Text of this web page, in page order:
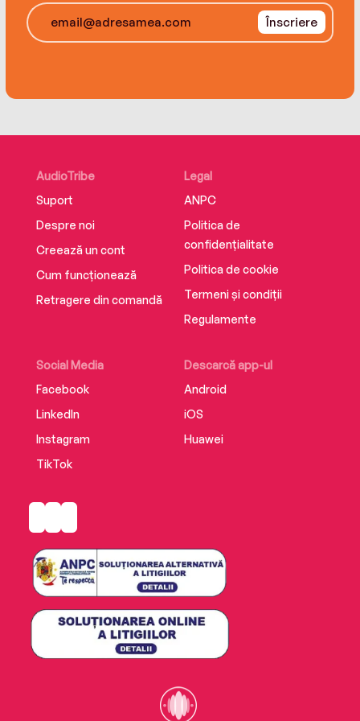
Înscriere
AudioTribe
Suport
Despre noi
Creează un cont
Cum funcționează
Retragere din comandă
Social Media
Facebook
LinkedIn
Instagram
TikTok
Descarcă app-ul
Android
iOS
Huawei
Legal
ANPC
Politica de
confidențialitate
Politica de cookie
Termeni și condiții
Regulamente